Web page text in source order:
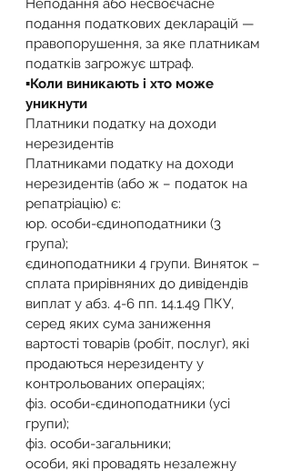
Неподання або несвоєчасне
подання податкових декларацій —
правопорушення, за яке платникам
податків загрожує штраф.
▪️Коли виникають і хто може
уникнути
Платники податку на доходи
нерезидентів
Платниками податку на доходи
нерезидентів (або ж – податок на
репатріацію) є:
юр. особи-єдиноподатники (3
група);
єдиноподатники 4 групи. Виняток –
сплата прирівняних до дивідендів
виплат у абз. 4-6 пп. 14.1.49 ПКУ,
серед яких сума заниження
вартості товарів (робіт, послуг), які
продаються нерезиденту у
контрольованих операціях;
фіз. особи-єдиноподатники (усі
групи);
фіз. особи-загальники;
особи, які провадять незалежну